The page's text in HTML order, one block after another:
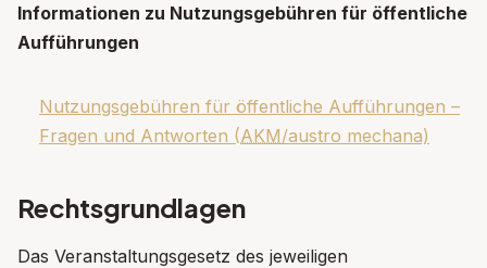
Informationen zu Nutzungsgebühren für öffentliche
Aufführungen
Nutzungsgebühren für öffentliche Aufführungen –
Fragen und Antworten (AKM/aus­tro me­cha­na)
Rechtsgrundlagen
Das Veranstaltungsgesetz des jeweiligen